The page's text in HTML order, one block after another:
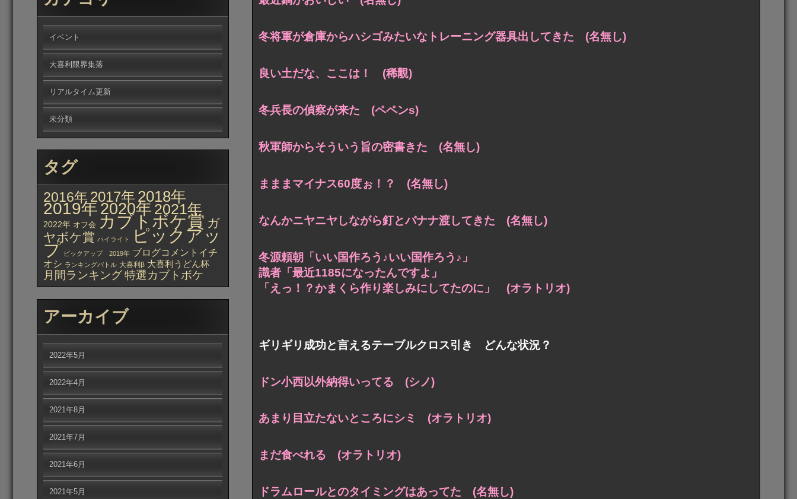
冬将軍が倉庫からハシゴみたいなトレーニング器具出してきた (名無し)
良い土だな、ここは！ (稀覯)
冬兵長の偵察が来た (ペペンs)
秋軍師からそういう旨の密書きた (名無し)
まままマイナス60度ぉ！？ (名無し)
なんかニヤニヤしながら釘とバナナ渡してきた (名無し)
冬源頼朝「いい国作ろう♪いい国作ろう♪」
識者「最近1185になったんですよ」
「えっ！？かまくら作り楽しみにしてたのに」 (オラトリオ)
ギリギリ成功と言えるテーブルクロス引き どんな状況？
ドン小西以外納得いってる (シノ)
あまり目立たないところにシミ (オラトリオ)
まだ食べれる (オラトリオ)
ドラムロールとのタイミングはあってた (名無し)
イベント
大喜利限界集落
リアルタイム更新
未分類
タグ
2016年 2017年 2018年
2019年2020年 2021年
2022年 オフ会 カブトボケ賞 ガ
ヤボケ賞 ハイライト ピックアッ
プ ピックアップ 2019年 ブログコメントイチ
オシ ランキングバトル 大喜利β 大喜利うどん杯
月間ランキング特選カブトボケ
アーカイブ
2022年5月
2022年4月
2021年8月
2021年7月
2021年6月
2021年5月